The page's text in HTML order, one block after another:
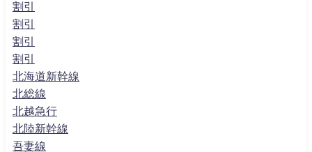
割引
割引
割引
割引
北海道新幹線
北総線
北越急行
北陸新幹線
吾妻線